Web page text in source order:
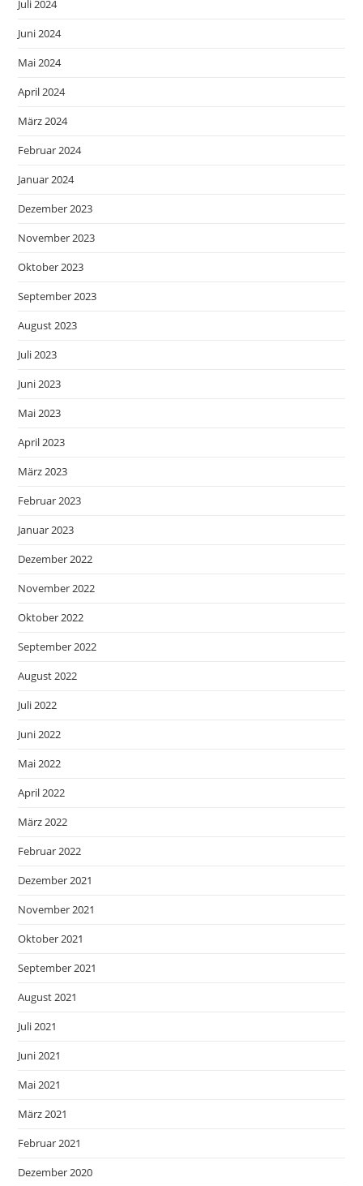
Juli 2024
Juni 2024
Mai 2024
April 2024
März 2024
Februar 2024
Januar 2024
Dezember 2023
November 2023
Oktober 2023
September 2023
August 2023
Juli 2023
Juni 2023
Mai 2023
April 2023
März 2023
Februar 2023
Januar 2023
Dezember 2022
November 2022
Oktober 2022
September 2022
August 2022
Juli 2022
Juni 2022
Mai 2022
April 2022
März 2022
Februar 2022
Dezember 2021
November 2021
Oktober 2021
September 2021
August 2021
Juli 2021
Juni 2021
Mai 2021
März 2021
Februar 2021
Dezember 2020